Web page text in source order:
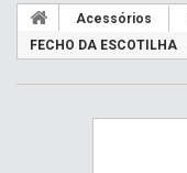
Acessórios
FECHO DA ESCOTILHA